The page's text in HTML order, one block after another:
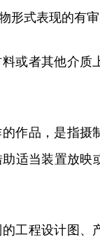
式表现的有审
或者其他介质
作品，是指摄
适当装置放映
工程设计图、